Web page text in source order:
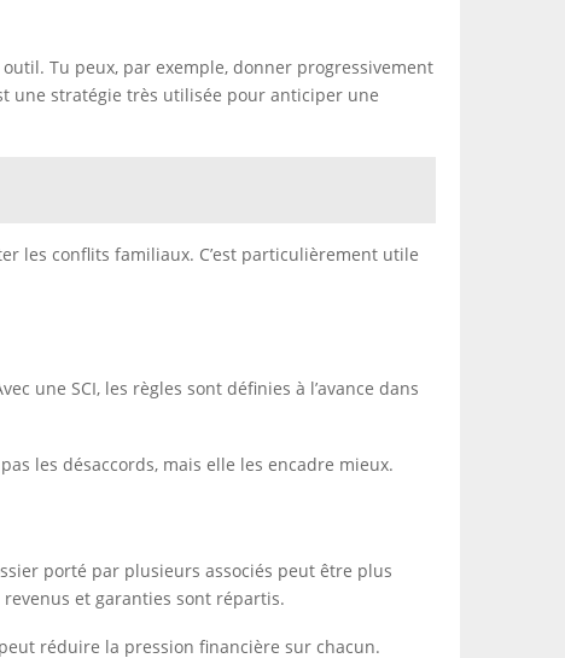
Tu peux, par exemple, donner progressivement
une stratégie très utilisée pour anticiper une
les conflits familiaux. C’est particulièrement utile
une SCI, les règles sont définies à l’avance dans
les désaccords, mais elle les encadre mieux.
porté par plusieurs associés peut être plus
et garanties sont répartis.
réduire la pression financière sur chacun.